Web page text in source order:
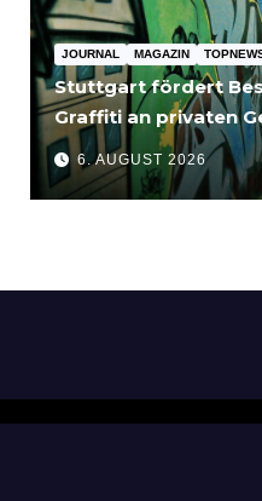
JOURNAL MAGAZIN
Stuttgart fördert
Graffiti an privaten
bis 3.500 Euro
6. AUGUST 2026